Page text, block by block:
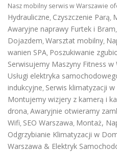
Nasz mobilny serwis w Warszawie
Hydrauliczne, Czyszczenie Parą,
Awaryjne naprawy Furtek i Bram,
Dojazdem, Warsztat mobilny,
wanien SPA, Poszukiwanie
Serwisujemy Maszyny Fitness w
Usługi elektryka
indukcyjne, Serwis klimatyzacji
Montujemy wizjery z kamerą i
drona, Awaryjnie otwieramy
Wifi, SEO Warszawa, Montaż,
Odgrzybianie Klimatyzacji w
Warszawa & Elektryk